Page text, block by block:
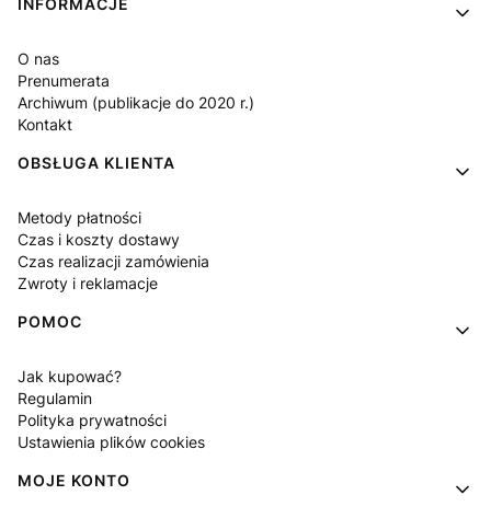
Linki w stopce
INFORMACJE
O nas
Prenumerata
Archiwum (publikacje do 2020 r.)
Kontakt
OBSŁUGA KLIENTA
Metody płatności
Czas i koszty dostawy
Czas realizacji zamówienia
Zwroty i reklamacje
POMOC
Jak kupować?
Regulamin
Polityka prywatności
Ustawienia plików cookies
MOJE KONTO